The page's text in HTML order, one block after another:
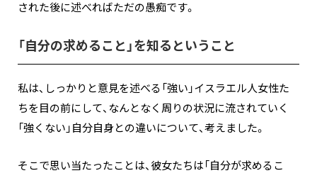
された後に述べればただの愚痴です。
「自分の求めること」を知るということ
私は、しっかりと意見を述べる「強い」イスラエル人女性た
ちを目の前にして、なんとなく周りの状況に流されていく
「強くない」自分自身との違いについて、考えました。
そこで思い当たったことは、彼女たちは「自分が求めるこ